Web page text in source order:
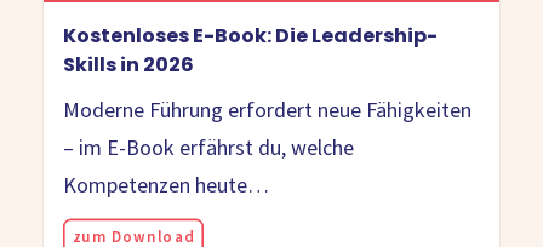
Kostenloses E-Book: Die Leadership-
Skills in 2026
Moderne Führung erfordert neue Fähigkeiten
– im E-Book erfährst du, welche
Kompetenzen heute…
zum Download